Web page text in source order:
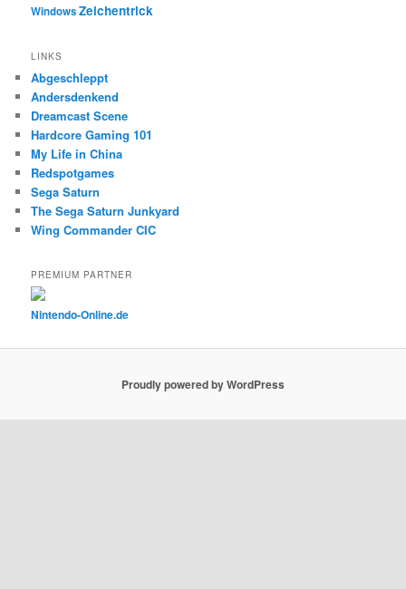
WindowsZeichentrick
LINKS
Abgeschleppt
Andersdenkend
Dreamcast Scene
Hardcore Gaming 101
My Life in China
Redspotgames
Sega Saturn
The Sega Saturn Junkyard
Wing Commander CIC
PREMIUM PARTNER
Nintendo-Online.de
Proudly powered by WordPress